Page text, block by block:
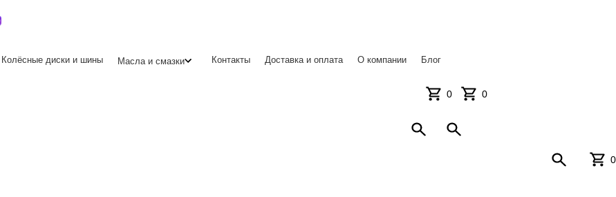
Мессенджер MAX
Колёсные диски и шины Масла и смазки Контакты Доставка и оплата О компании Блог
0
0
0